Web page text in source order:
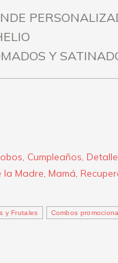
Y
, Cumpleaños,
la Madre, Mamá,
y Frutales Combos